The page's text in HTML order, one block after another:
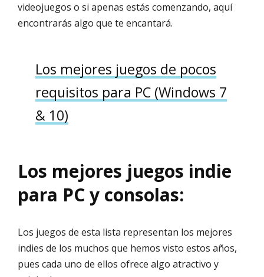
videojuegos o si apenas estás comenzando, aquí
encontrarás algo que te encantará.
Los mejores juegos de pocos
requisitos para PC (Windows 7
& 10)
Los mejores juegos indie
para PC y consolas:
Los juegos de esta lista representan los mejores
indies de los muchos que hemos visto estos años,
pues cada uno de ellos ofrece algo atractivo y